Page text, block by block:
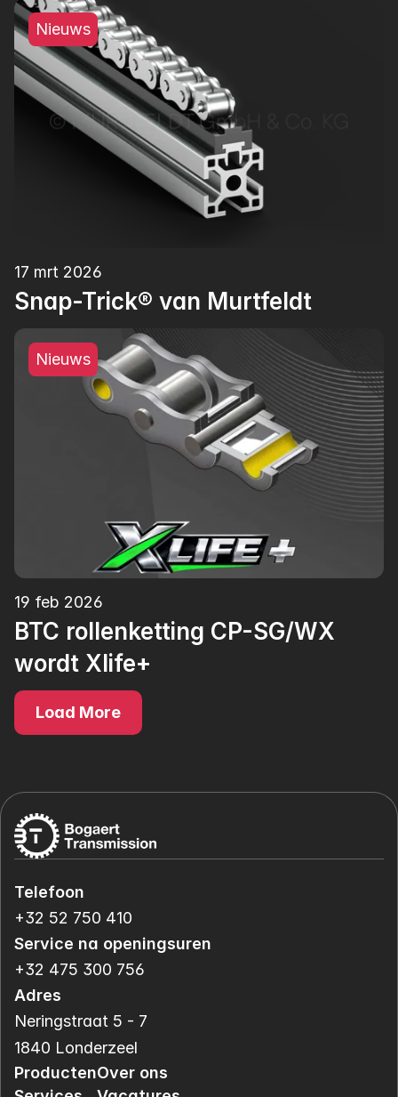
Nieuws
17 mrt 2026
Snap-Trick® van Murtfeldt
Nieuws
19 feb 2026
BTC rollenketting CP-SG/WX
wordt Xlife+
Load More
Telefoon
+32 52 750 410
Service na openingsuren
+32 475 300 756
Adres
Neringstraat 5 - 7
1840 Londerzeel
ProductenOver ons